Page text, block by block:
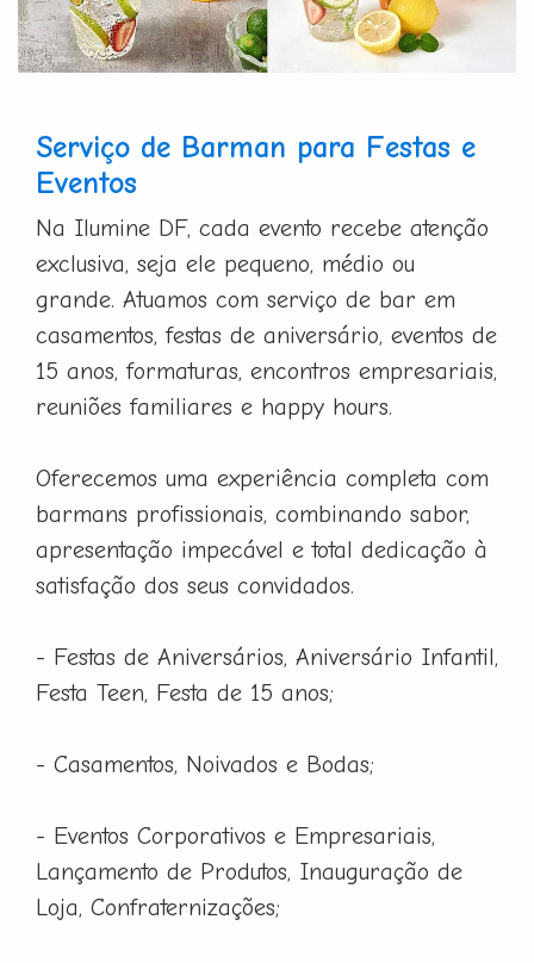
Serviço de Barman para Festas e
Eventos
Na Ilumine DF, cada evento recebe atenção
exclusiva, seja ele pequeno, médio ou
grande. Atuamos com serviço de bar em
casamentos, festas de aniversário, eventos de
15 anos, formaturas, encontros empresariais,
reuniões familiares e happy hours.
Oferecemos uma experiência completa com
barmans profissionais, combinando sabor,
apresentação impecável e total dedicação à
satisfação dos seus convidados.
- Festas de Aniversários, Aniversário Infantil,
Festa Teen, Festa de 15 anos;
- Casamentos, Noivados e Bodas;
- Eventos Corporativos e Empresariais,
Lançamento de Produtos, Inauguração de
Loja, Confraternizações;